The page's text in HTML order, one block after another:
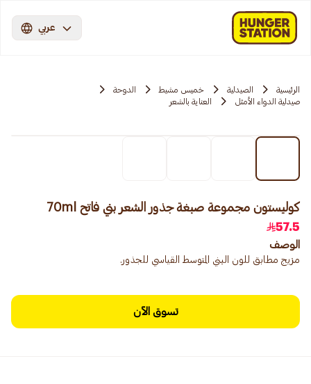
عربي
الرئيسية الصيدلية خميس مشيط
الدوحة
صيدلية الدواء الأمثل
العناية بالشعر
كوليستون مجموعة صبغة جذور الشعر بني فاتح 70ml
57.5
الوصف
مزيج مطابق للون البني المتوسط ​​القياسي للجذور.
تسوق الآن